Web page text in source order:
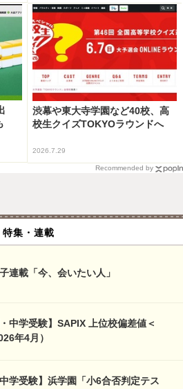
渋幕や東大寺学園など40校、高
校生クイズTOKYOラウンドへ
2026.7.29
Recommended by
特集・連載
連載「今、会いたい人」
中学受験】SAPIX 上位校偏差値＜
年4月）
学受験】浜学園「小6合否判定テス